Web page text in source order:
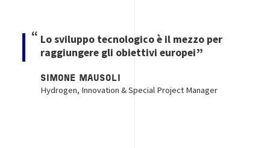
Lo sviluppo tecnologico è il mezzo per
raggiungere gli obiettivi europei
SIMONE MAUSOLI
Hydrogen, Innovation & Special Project Manager